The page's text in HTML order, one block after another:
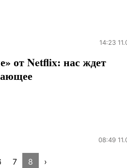
14:23
от Netflix: нас ждет
08:49
7 8 ›